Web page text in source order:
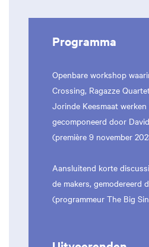
Programma
Openbare workshop
Crossing, Ragazze
Jorinde Keesmaat werken
gecomponeerd door
(première 9 november
Aansluitend korte
de makers, gemodereerd
(programmeur The Big